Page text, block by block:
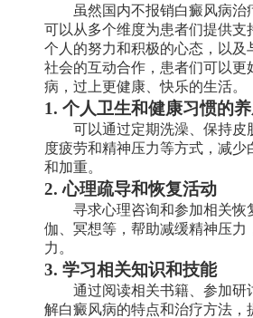
虽然国内不报销白癜风病治
可以从多个维度为患者们提供支
个人的努力和积极的心态，以及
社会的互动合作，患者们可以更
病，过上更健康、快乐的生活。
1. 个人卫生和健康习惯的
可以通过定期洗澡、保持皮
度疲劳和精神压力等方式，减少
和加重。
2. 心理疏导和恢复活动
寻求心理咨询和参加相关恢
伽、冥想等，帮助减缓精神压力
力。
3. 学习相关知识和技能
通过阅读相关书籍、参加研
解白癜风病的特点和治疗方法，